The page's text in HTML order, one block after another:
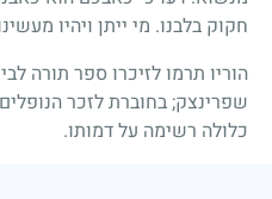
חקוק בלבנו. מי ייתן ויהיו
הוריו תרמו לזיכרו ספר תורה
שפרינצק; בחוברת לזכר
כלולה רשימה על דמותו.